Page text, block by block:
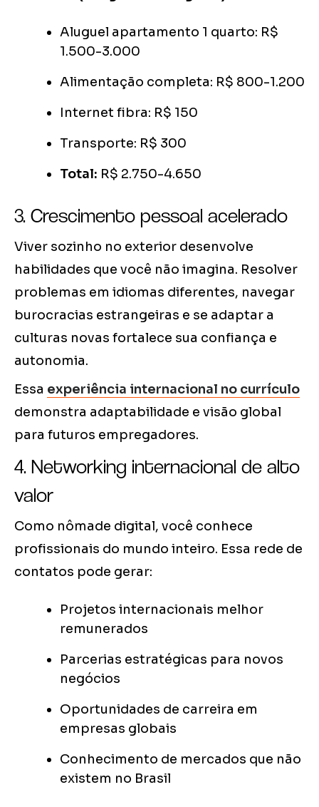
Aluguel apartamento 1 quarto: R$
1.500-3.000
Alimentação completa: R$ 800-1.200
Internet fibra: R$ 150
Transporte: R$ 300
Total: R$ 2.750-4.650
3. Crescimento pessoal acelerado
Viver sozinho no exterior desenvolve
habilidades que você não imagina. Resolver
problemas em idiomas diferentes, navegar
burocracias estrangeiras e se adaptar a
culturas novas fortalece sua confiança e
autonomia.
Essa experiência internacional no currículo
demonstra adaptabilidade e visão global
para futuros empregadores.
4. Networking internacional de alto
valor
Como nômade digital, você conhece
profissionais do mundo inteiro. Essa rede de
contatos pode gerar:
Projetos internacionais melhor
remunerados
Parcerias estratégicas para novos
negócios
Oportunidades de carreira em
empresas globais
Conhecimento de mercados que não
existem no Brasil